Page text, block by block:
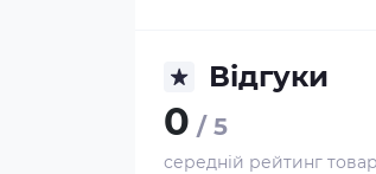
Відгуки
0 / 5
середній рейтинг